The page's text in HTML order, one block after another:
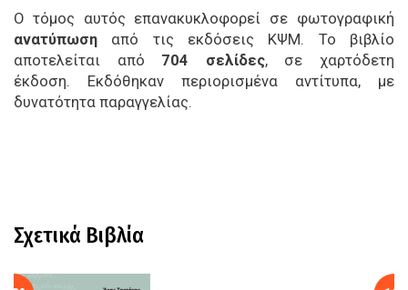
Ο τόμος αυτός επανακυκλοφορεί σε φωτογραφική
ανατύπωση από τις εκδόσεις ΚΨΜ. Το βιβλίο
αποτελείται από 704 σελίδες, σε χαρτόδετη
έκδοση. Εκδόθηκαν περιορισμένα αντίτυπα, με
δυνατότητα παραγγελίας.
Σχετικά Βιβλία